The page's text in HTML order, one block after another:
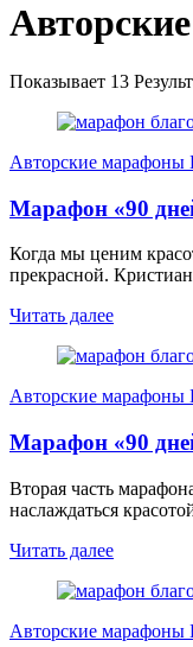
Показывает 13
Авторские марафоны
Марафон «90
Когда мы ценим
прекрасной.
Читать далее
Авторские марафоны
Марафон «90
Вторая часть
наслаждаться
Читать далее
Авторские марафоны